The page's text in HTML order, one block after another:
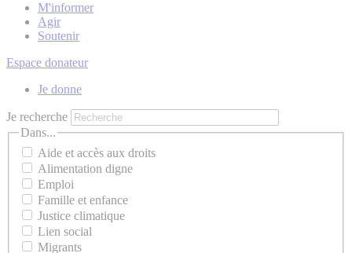
M'informer
Agir
Soutenir
Espace donateur
Je donne
Je recherche
Dans...
Aide et accès aux droits
Alimentation digne
Emploi
Famille et enfance
Justice climatique
Lien social
Migrants